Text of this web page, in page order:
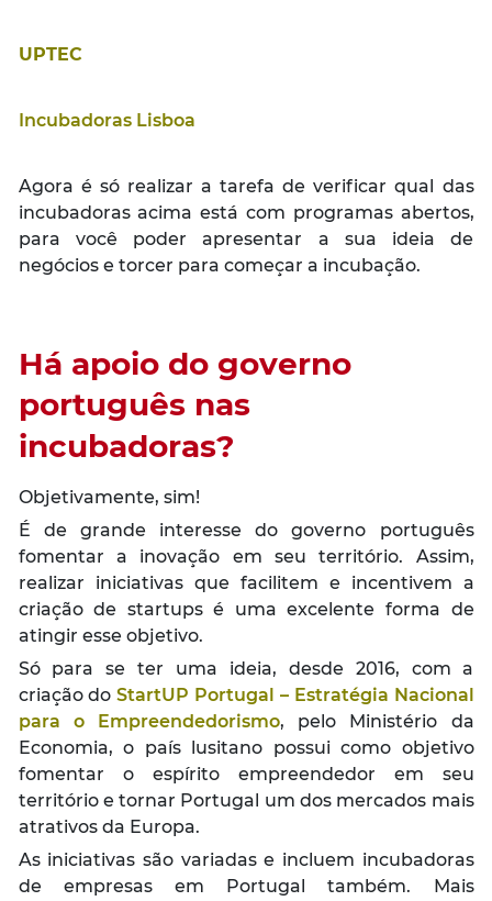
UPTEC
Incubadoras Lisboa
Agora é só realizar a tarefa de verificar qual das
incubadoras acima está com programas abertos,
para você poder apresentar a sua ideia de
negócios e torcer para começar a incubação.
Há apoio do governo
português nas
incubadoras?
Objetivamente, sim!
É de grande interesse do governo português
fomentar a inovação em seu território. Assim,
realizar iniciativas que facilitem e incentivem a
criação de startups é uma excelente forma de
atingir esse objetivo.
Só para se ter uma ideia, desde 2016, com a
criação doStartUP Portugal – Estratégia Nacional
para o Empreendedorismo, pelo Ministério da
Economia, o país lusitano possui como objetivo
fomentar o espírito empreendedor em seu
território e tornar Portugal um dos mercados mais
atrativos da Europa.
As iniciativas são variadas e incluem incubadoras
de empresas em Portugal também. Mais